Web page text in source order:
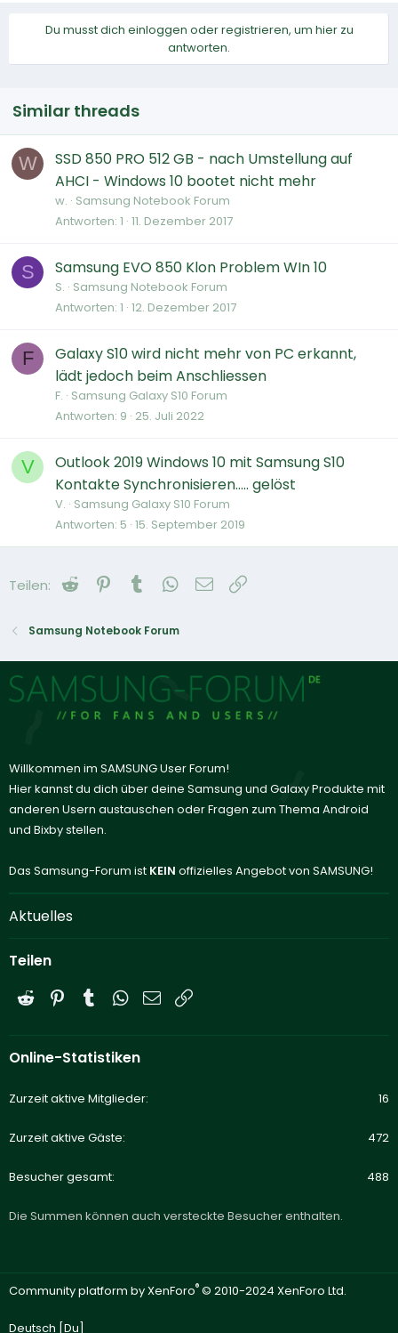
Du musst dich einloggen oder registrieren, um hier zu
antworten.
Similar threads
W
SSD 850 PRO 512 GB - nach Umstellung auf
AHCI - Windows 10 bootet nicht mehr
w. Samsung Notebook Forum
Antworten 1 11. Dezember 2017
S Samsung EVO 850 Klon Problem WIn 10
S. Samsung Notebook Forum
Antworten 1 12. Dezember 2017
F
Galaxy S10 wird nicht mehr von PC erkannt,
lädt jedoch beim Anschliessen
F. Samsung Galaxy S10 Forum
Antworten 9 25. Juli 2022
V
Outlook 2019 Windows 10 mit Samsung S10
Kontakte Synchronisieren..... gelöst
V. Samsung Galaxy S10 Forum
Antworten 5 15. September 2019
Teilen: Reddit Pinterest
Tumblr WhatsApp
E-Mail
Samsung Notebook Forum
Willkommen im SAMSUNG User Forum!
Hier kannst du dich über deine Samsung und Galaxy Produkte mit
anderen Usern austauschen oder Fragen zum Thema Android
und Bixby stellen.
Das Samsung-Forum ist KEIN offizielles Angebot von SAMSUNG!
Aktuelles
Teilen
Reddit PinterestTumblrWhatsApp
E-Mail
Online-Statistiken
Zurzeit aktive Mitglieder 16
Zurzeit aktive Gäste 472
Besucher gesamt 488
Die Summen können auch versteckte Besucher enthalten.
Community platform by XenForo® © 2010-2024 XenForo Ltd.
Deutsch [Du]